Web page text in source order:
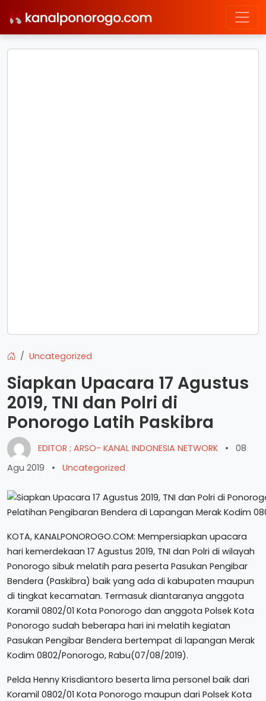
Uncategorized
Siapkan Upacara 17 Agustus
2019, TNI dan Polri di
Ponorogo Latih Paskibra
EDITOR ; ARSO- KANAL INDONESIA NETWORK •
08
Agu 2019
• Uncategorized
Pelatihan Pengibaran Bendera di Lapangan Merak Kodim
KOTA, KANALPONOROGO.COM: Mempersiapkan upacara
hari kemerdekaan 17 Agustus 2019, TNI dan Polri di wilayah
Ponorogo sibuk melatih para peserta Pasukan Pengibar
Bendera (Paskibra) baik yang ada di kabupaten maupun
di tingkat kecamatan. Termasuk diantaranya anggota
Koramil 0802/01 Kota Ponorogo dan anggota Polsek Kota
Ponorogo sudah beberapa hari ini melatih kegiatan
Pasukan Pengibar Bendera bertempat di lapangan Merak
Kodim 0802/Ponorogo, Rabu(07/08/2019).
Pelda Henny Krisdiantoro beserta lima personel baik dari
Koramil 0802/01 Kota Ponorogo maupun dari Polsek Kota